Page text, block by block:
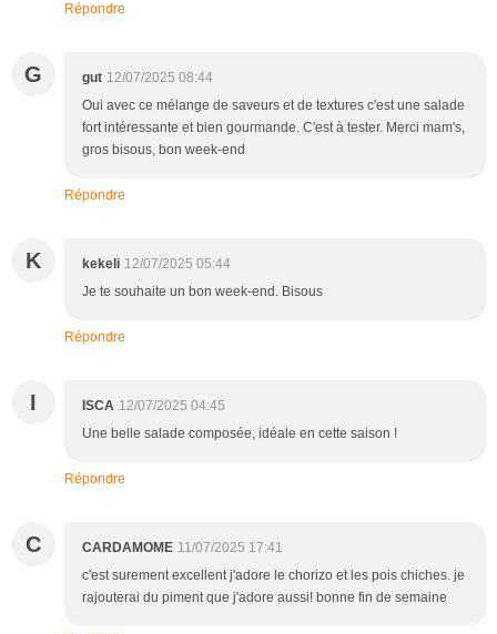
Répondre
G gut 12/07/2025 08:44
Oui avec ce mélange de saveurs et de textures c'est une salade
fort intéressante et bien gourmande. C'est à tester. Merci mam's,
gros bisous, bon week-end
Répondre
K kekeli 12/07/2025 05:44
Je te souhaite un bon week-end. Bisous
Répondre
I ISCA 12/07/2025 04:45
Une belle salade composée, idéale en cette saison !
Répondre
C CARDAMOME 11/07/2025 17:41
c'est surement excellent j'adore le chorizo et les pois chiches. je
rajouterai du piment que j'adore aussi! bonne fin de semaine